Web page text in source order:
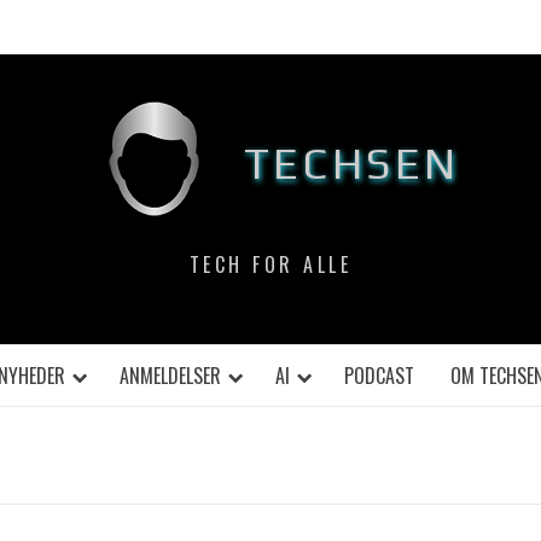
TECHSEN
TECH FOR ALLE
NYHEDER ANMELDELSER AI PODCAST OM